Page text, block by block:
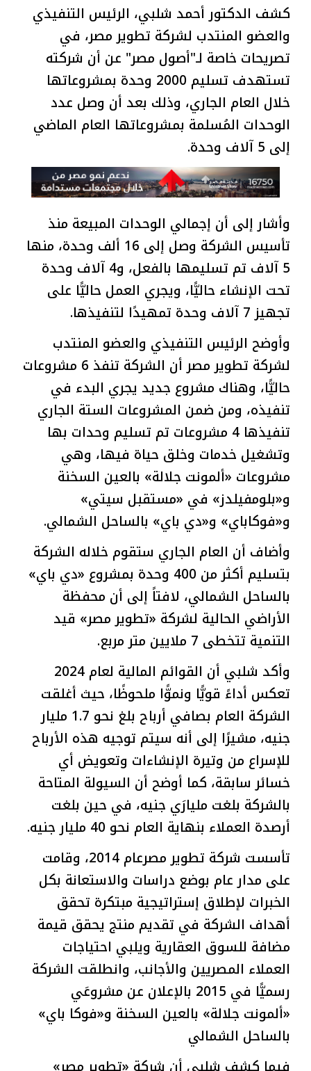
كشف الدكتور أحمد شلبي، الرئيس التنفيذي
والعضو المنتدب لشركة تطوير مصر، في
تصريحات خاصة لـ"أصول مصر" عن أن شركته
تستهدف تسليم 2000 وحدة بمشروعاتها
خلال العام الجاري، وذلك بعد أن وصل عدد
الوحدات المُسلمة بمشروعاتها العام الماضي
إلى 5 آلاف وحدة.
وأشار إلى أن إجمالي الوحدات المبيعة منذ
تأسيس الشركة وصل إلى 16 ألف وحدة، منها
5 آلاف تم تسليمها بالفعل، و4 آلاف وحدة
تحت الإنشاء حاليًّا، ويجري العمل حاليًّا على
تجهيز 7 آلاف وحدة تمهيدًا لتنفيذها.
وأوضح الرئيس التنفيذي والعضو المنتدب
لشركة تطوير مصر أن الشركة تنفذ 6 مشروعات
حاليًّا، وهناك مشروع جديد يجري البدء في
تنفيذه، ومن ضمن المشروعات الستة الجاري
تنفيذها 4 مشروعات تم تسليم وحدات بها
وتشغيل خدمات وخلق حياة فيها، وهي
مشروعات «ألمونت جلالة» بالعين السخنة
و«بلومفيلدز» في «مستقبل سيتي»
و«فوكاباي» و«دي باي» بالساحل الشمالي.
وأضاف أن العام الجاري ستقوم خلاله الشركة
بتسليم أكثر من 400 وحدة بمشروع «دي باي»
بالساحل الشمالي، لافتاً إلى أن محفظة
الأراضي الحالية لشركة «تطوير مصر» قيد
التنمية تتخطى 7 ملايين متر مربع.
وأكد شلبي أن القوائم المالية لعام 2024
تعكس أداءً قويًّا ونموًّا ملحوظًا، حيث أغلقت
الشركة العام بصافي أرباح بلغ نحو 1.7 مليار
جنيه، مشيرًا إلى أنه سيتم توجيه هذه الأرباح
للإسراع من وتيرة الإنشاءات وتعويض أي
خسائر سابقة، كما أوضح أن السيولة المتاحة
بالشركة بلغت مليارَي جنيه، في حين بلغت
أرصدة العملاء بنهاية العام نحو 40 مليار جنيه.
تأسست شركة تطوير مصرعام 2014، وقامت
على مدار عام بوضع دراسات والاستعانة بكل
الخبرات لإطلاق إستراتيجية مبتكرة تحقق
أهداف الشركة في تقديم منتج يحقق قيمة
مضافة للسوق العقارية ويلبي احتياجات
العملاء المصريين والأجانب، وانطلقت الشركة
رسميًّا في 2015 بالإعلان عن مشروعَي
«ألمونت جلالة» بالعين السخنة و«فوكا باي»
بالساحل الشمالي